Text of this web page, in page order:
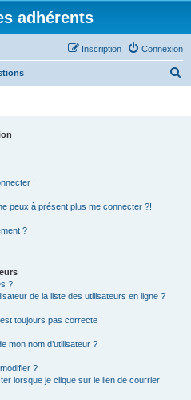
adhérents
Connexion
Inscription
!
peux à présent plus me connecter ?!
?
?
de la liste des utilisateurs en ligne ?
toujours pas correcte !
mon nom d’utilisateur ?
?
lorsque je clique sur le lien de courrier